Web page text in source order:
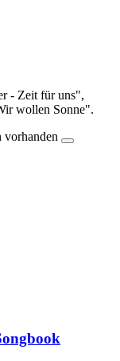
- Zeit für uns",
wollen Sonne".
vorhanden